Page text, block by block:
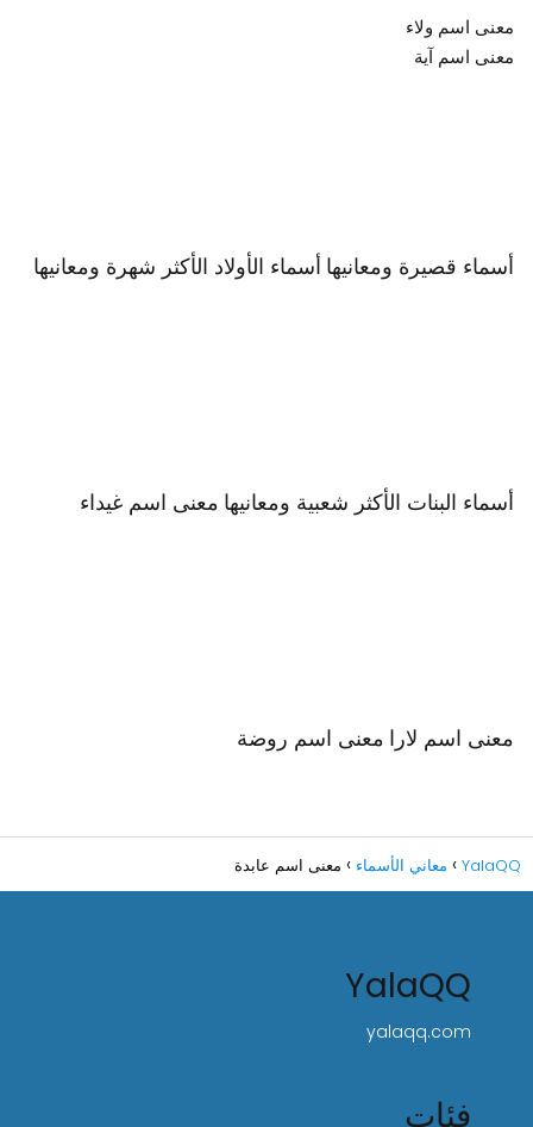
معنى اسم ولاء
معنى اسم آية
أسماء قصيرة ومعانيها أسماء الأولاد الأكثر شهرة ومعانيها
أسماء البنات الأكثر شعبية ومعانيها معنى اسم غيداء
معنى اسم لارا معنى اسم روضة
YalaQQ معاني الأسماء معنى اسم عابدة
YalaQQ
yalaqq.com
فئات